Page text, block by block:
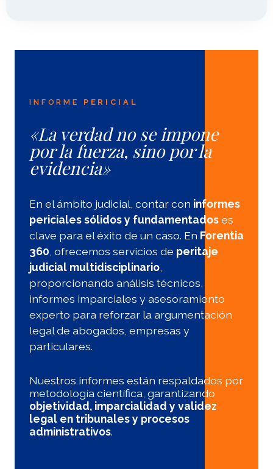
INFORME PERICIAL
«La verdad no se impone
por la fuerza, sino por la
evidencia»
En el ámbito judicial, contar con informes
periciales sólidos y fundamentadoses
clave para el éxito de un caso. En Forentia
360 , ofrecemos servicios de peritaje
judicial multidisciplinario
proporcionando análisis técnicos,
informes imparciales y asesoramiento
experto para reforzar la argumentación
legal de abogados, empresas y
particulares.
Nuestros informes están respaldados por
metodología científica, garantizando
objetividad, imparcialidad y validez
legal en tribunales y procesos
administrativos.